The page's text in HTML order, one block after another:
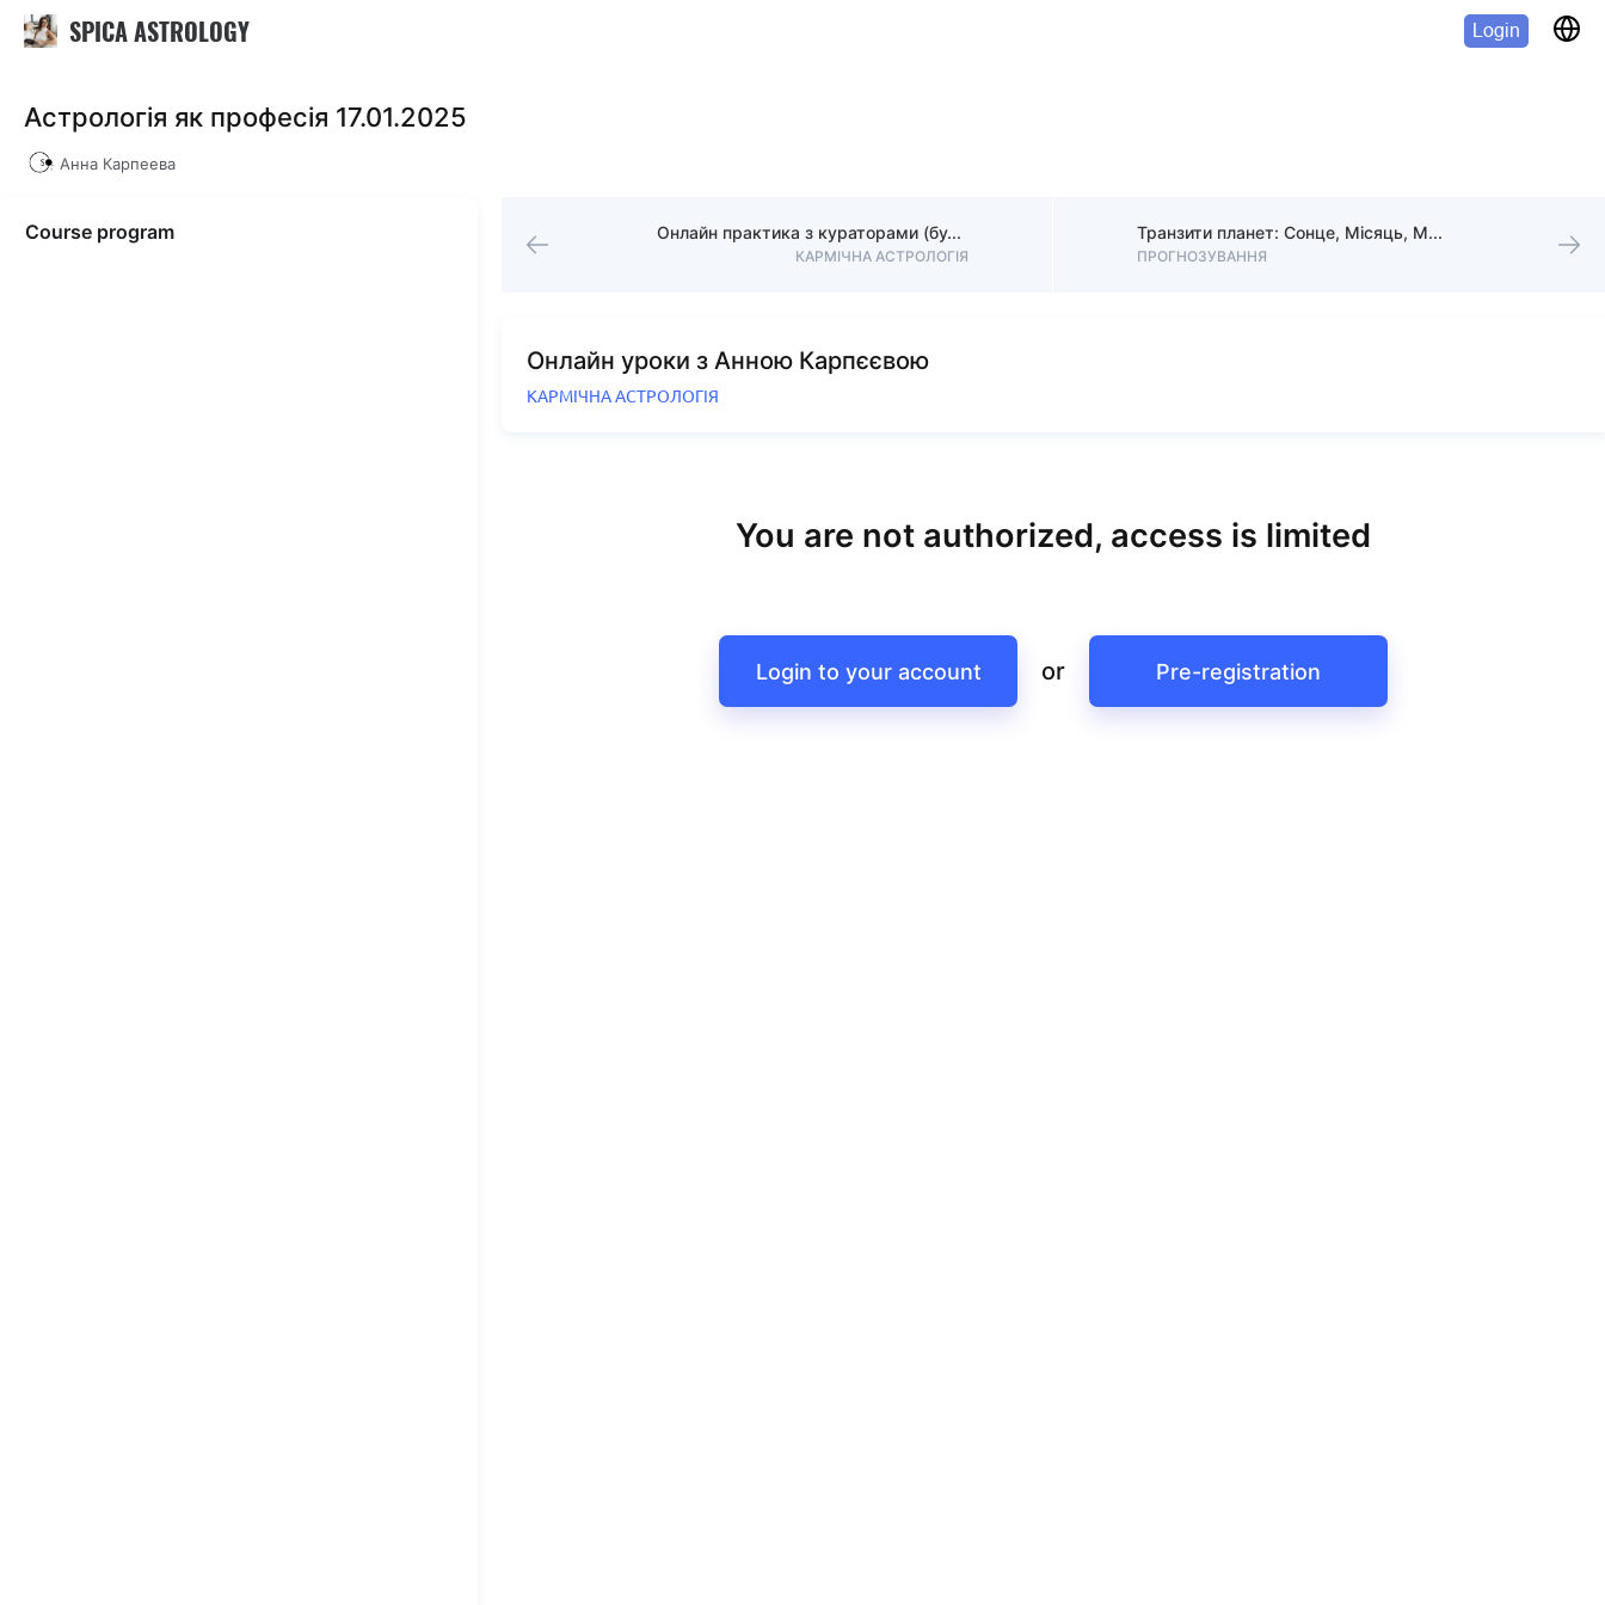
SPICA ASTROLOGY Login
Астрологія як професія 17.01.2025
Анна Карпеева
Course program Онлайн практика з кураторами (буде доступний після того, як відбудеться в онлайні)
КАРМІЧНА АСТРОЛОГІЯ
Транзити планет: Сонце, Місяць, Меркурій, Венера, Марс
ПРОГНОЗУВАННЯ
Онлайн уроки з Анною Карпєєвою
КАРМІЧНА АСТРОЛОГІЯ
You are not authorized, access is limited
Login to your account or Pre-registration